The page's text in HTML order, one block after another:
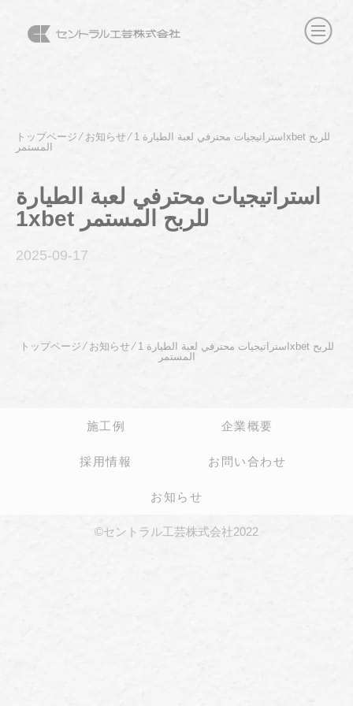
トップページ⁄ お知らせ⁄ استراتيجيات محترفي لعبة الطيارة 1xbet للربح
المستمر
استراتيجيات محترفي لعبة الطيارة
1xbet للربح المستمر
2025-09-17
トップページ ⁄ お知らせ⁄ استراتيجيات محترفي لعبة الطيارة 1xbet للربح
المستمر
施工例 企業概要
採用情報 お問い合わせ
お知らせ
©セントラル工芸株式会社2022